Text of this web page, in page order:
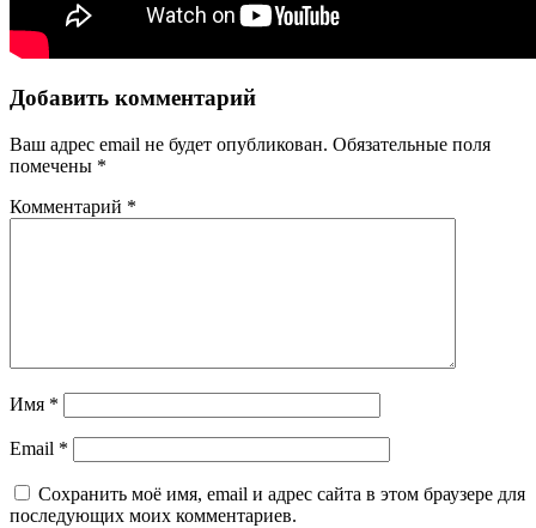
Добавить комментарий
Ваш адрес email не будет опубликован. Обязательные поля
помечены *
Комментарий *
Имя *
Email *
Сохранить моё имя, email и адрес сайта в этом браузере для
последующих моих комментариев.